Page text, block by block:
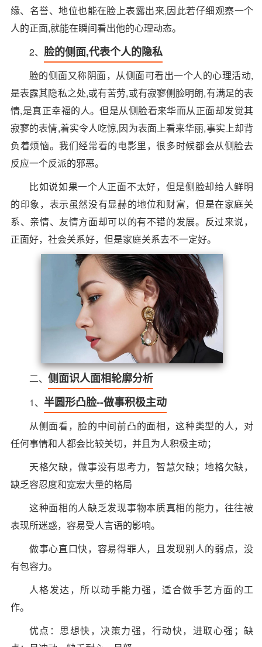
缘、名誉、地位也能在脸上表露出来,因此若仔细观察一个
人的正面,就能在瞬间看出他的心理动态。
2、 脸的侧面,代表个人的隐私
脸的侧面又称阴面，从侧面可看出一个人的心理活动,
是表露其隐私之处,或有苦劳,或有寂寥侧脸明朗,有满足的表
情,是真正幸福的人。但是从侧脸看来华而从正面却发觉其
寂寥的表情,着实令人吃惊,因为表面上看来华丽,事实上却背
负着烦恼。我们经常看的电影里，很多时候都会从侧脸去
反应一个反派的邪恶。
比如说如果一个人正面不太好，但是侧脸却给人鲜明
的印象，表示虽然没有显赫的地位和财富，但是在家庭关
系、亲情、友情方面却可以的有不错的发展。反过来说，
正面好，社会关系好，但是家庭关系去不一定好。
二、 侧面识人面相轮廓分析
1、 半圆形凸脸--做事积极主动
从侧面看，脸的中间前凸的面相，这种类型的人，对
任何事情和人都会比较关切，并且为人积极主动；
天格欠缺，做事没有思考力，智慧欠缺；地格欠缺，
缺乏容忍度和宽宏大量的格局
这种面相的人缺乏发现事物本质真相的能力，往往被
表现所迷惑，容易受人言语的影响。
做事心直口快，容易得罪人，且发现别人的弱点，没
有包容力。
人格发达，所以动手能力强，适合做手艺方面的工
作。
优点：思想快，决策力强，行动快，进取心强；缺